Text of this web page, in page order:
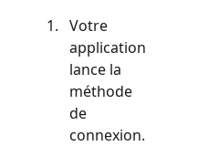
Votre
application
lance la
méthode
de
connexion.